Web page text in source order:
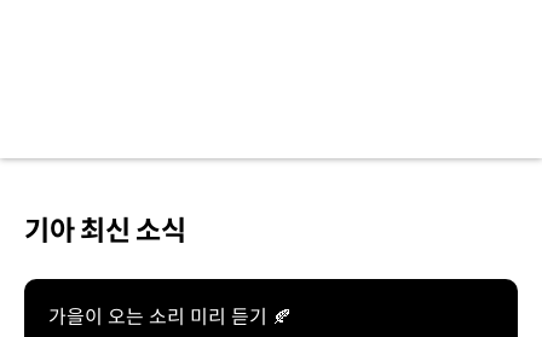
기아 최신 소식
가을이 오는 소리 미리 듣기 🍂